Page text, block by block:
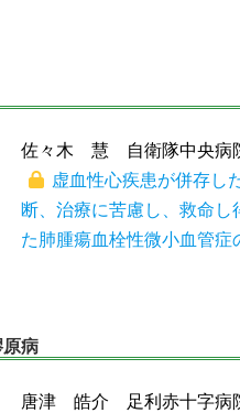
佐々木 慧 自衛隊中央病
虚血性心疾患が併存し
断、治療に苦慮し、救命し
た肺腫瘍血栓性微小血管症
原病
唐津 皓介 足利赤十字病